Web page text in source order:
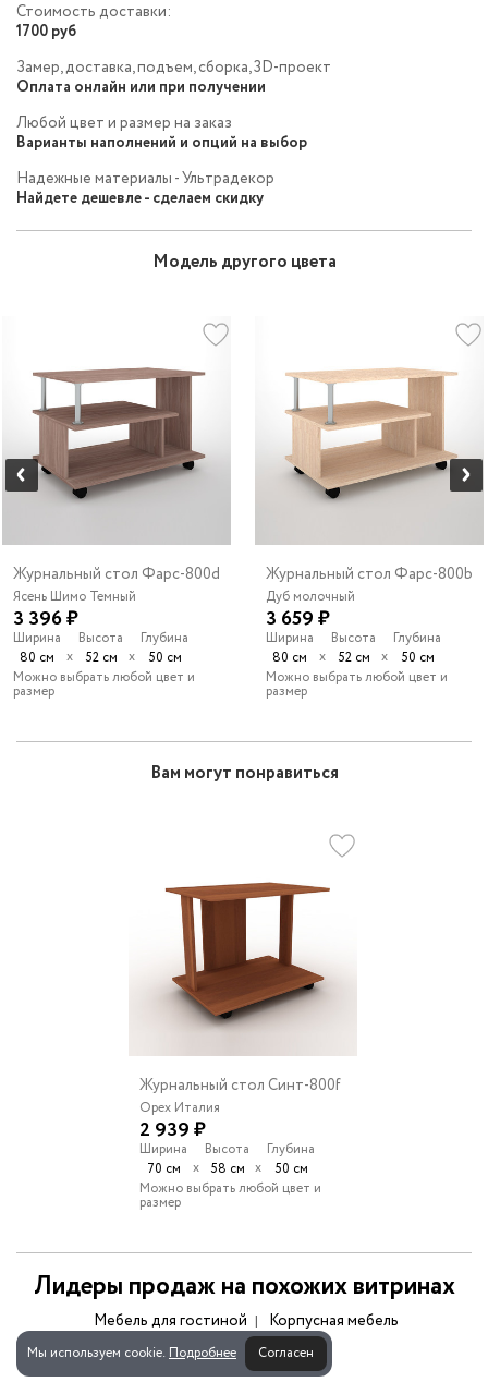
Мы используем cookie. Подробнее Согласен
Стоимость доставки:
1700 руб
Замер, доставка, подъем, сборка, 3D-проект
Оплата онлайн или при получении
Любой цвет и размер на заказ
Варианты наполнений и опций на выбор
Надежные материалы - Ультрадекор
Найдете дешевле - сделаем скидку
Модель другого цвета
Журнальный стол Фарс-800d
Ясень Шимо Темный
3 396 ₽
Ширина
80 см
х
Высота
52 см
х
Глубина
50 см
Можно выбрать любой цвет и
размер
Журнальный стол Фарс-800b
Дуб молочный
3 659 ₽
Ширина
80 см
х
Высота
52 см
х
Глубина
50 см
Можно выбрать любой цвет и
размер
Вам могут понравиться
Журнальный стол Синт-800f
Орех Италия
2 939 ₽
Ширина
70 см
х
Высота
58 см х
Глубина
50 см
Можно выбрать любой цвет и
размер
Лидеры продаж на похожих витринах
Мебель для гостиной Корпусная мебель